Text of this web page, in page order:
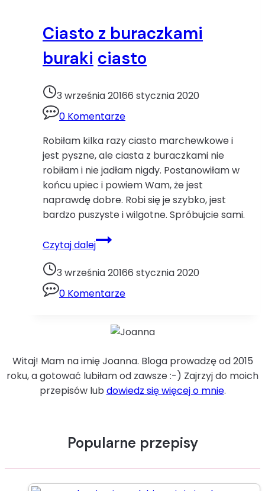
Ciasto z buraczkami
buraki ciasto
3 września 20166 stycznia 2020
0 Komentarze
Robiłam kilka razy ciasto marchewkowe i
jest pyszne, ale ciasta z buraczkami nie
robiłam i nie jadłam nigdy. Postanowiłam w
końcu upiec i powiem Wam, że jest
naprawdę dobre. Robi się je szybko, jest
bardzo puszyste i wilgotne. Spróbujcie sami.
Czytaj dalejCiasto
z
buraczkamiburaki
3 września 20166 stycznia 2020
0 Komentarze
Witaj! Mam na imię Joanna. Bloga prowadzę od 2015
roku, a gotować lubiłam od zawsze :-) Zajrzyj do moich
przepisów lub dowiedz się więcej o mnie.
Popularne przepisy